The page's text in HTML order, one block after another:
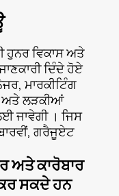
ਹੁਨਰ ਵਿਕਾਸ ਅਤੇ
ਦਿੰਦੇ ਹੋਏ
ਮਾਰਕੀਟਿੰਗ
ਅਤੇ ਲੜਕੀਆਂ
ਜਾਵੇਗੀ । ਜਿਸ
ਗਰੈਜੂਏਟ
ਅਤੇ ਕਾਰੋਬਾਰ
ਸਕਦੇ ਹਨ